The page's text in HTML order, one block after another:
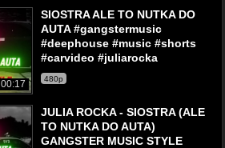
00:17
SIOSTRA ALE TO NUTKA DO
AUTA #gangstermusic
#deephouse #music #shorts
#carvideo #juliarocka
480p
JULIA ROCKA - SIOSTRA (ALE
TO NUTKA DO AUTA)
GANGSTER MUSIC STYLE